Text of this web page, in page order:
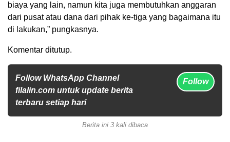
biaya yang lain, namun kita juga membutuhkan anggaran
dari pusat atau dana dari pihak ke-tiga yang bagaimana itu
di lakukan,” pungkasnya.
Komentar ditutup.
Follow WhatsApp Channel
filalin.com untuk update berita
terbaru setiap hari
Follow
Berita ini 3 kali dibaca